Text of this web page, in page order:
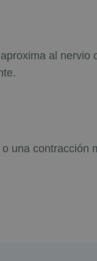
al nervio
una contracción